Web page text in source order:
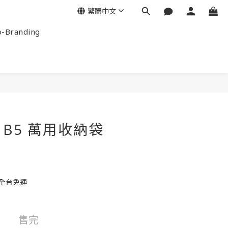
Branding
繁體中文
萬用收納袋
台免運
售完